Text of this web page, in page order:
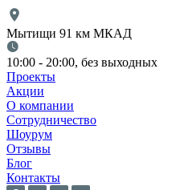
Мытищи 91 км МКАД
10:00 - 20:00, без выходных
Проекты
Акции
О компании
Сотрудничество
Шоурум
Отзывы
Блог
Контакты